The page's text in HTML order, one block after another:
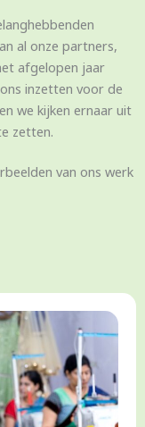
al onze partners,
afgelopen jaar
inzetten voor de
we kijken ernaar uit
zetten.
van ons werk